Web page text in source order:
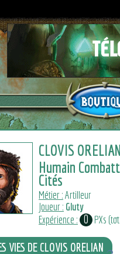
CLOVIS
Humain
Cités
Métier :Artilleur
Joueur : Gluty
Expérience : 0 PXs
VIES DE CLOVIS ORELIAN